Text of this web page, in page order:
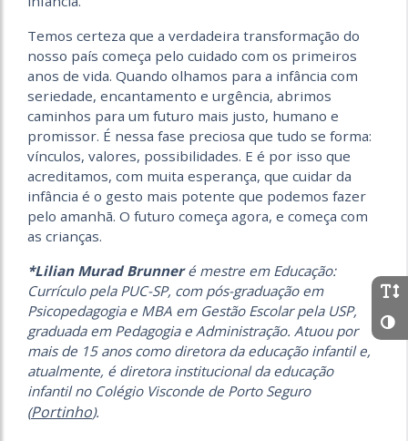
Temos certeza que a verdadeira transformação do
nosso país começa pelo cuidado com os primeiros
anos de vida. Quando olhamos para a infância com
seriedade, encantamento e urgência, abrimos
caminhos para um futuro mais justo, humano e
promissor. É nessa fase preciosa que tudo se forma:
vínculos, valores, possibilidades. E é por isso que
acreditamos, com muita esperança, que cuidar da
infância é o gesto mais potente que podemos fazer
pelo amanhã. O futuro começa agora, e começa com
as crianças.
*Lilian Murad Brunneré mestre em Educação:
Currículo pela PUC-SP, com pós-graduação em
Psicopedagogia e MBA em Gestão Escolar pela USP,
graduada em Pedagogia e Administração. Atuou por
mais de 15 anos como diretora da educação infantil e,
atualmente, é diretora institucional da educação
infantil no Colégio Visconde de Porto Seguro
(Portinho).